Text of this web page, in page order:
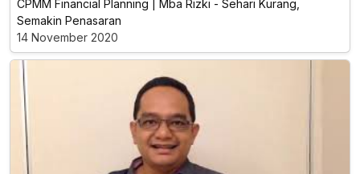
CPMM Financial Planning | Mba Rizki - Sehari Kurang,
Semakin Penasaran
14 November 2020